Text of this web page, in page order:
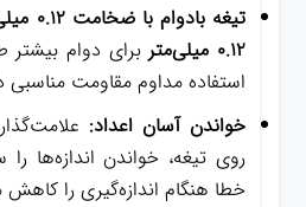
تیغه بادوام با ضخامت 0.12 میلی‌متر:
0.12 میلی‌متر
برای دوام بیشتر
استفاده مداوم مقاومت مناسبی
خواندن آسان اعداد:
روی تیغه، خواندن اندازه‌ها
خطا هنگام اندازه‌گیری را